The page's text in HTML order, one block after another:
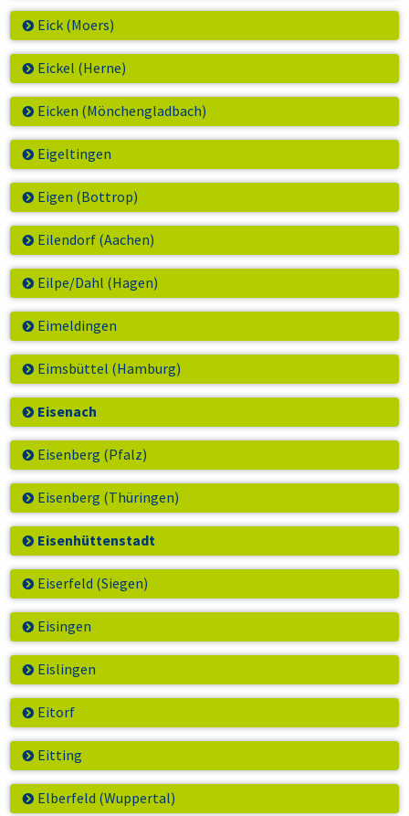
Eick (Moers)
Eickel (Herne)
Eicken (Mönchengladbach)
Eigeltingen
Eigen (Bottrop)
Eilendorf (Aachen)
Eilpe/Dahl (Hagen)
Eimeldingen
Eimsbüttel (Hamburg)
Eisenach
Eisenberg (Pfalz)
Eisenberg (Thüringen)
Eisenhüttenstadt
Eiserfeld (Siegen)
Eisingen
Eislingen
Eitorf
Eitting
Elberfeld (Wuppertal)